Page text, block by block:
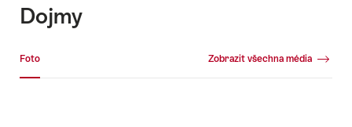
Dojmy
Foto Zobrazit všechna média